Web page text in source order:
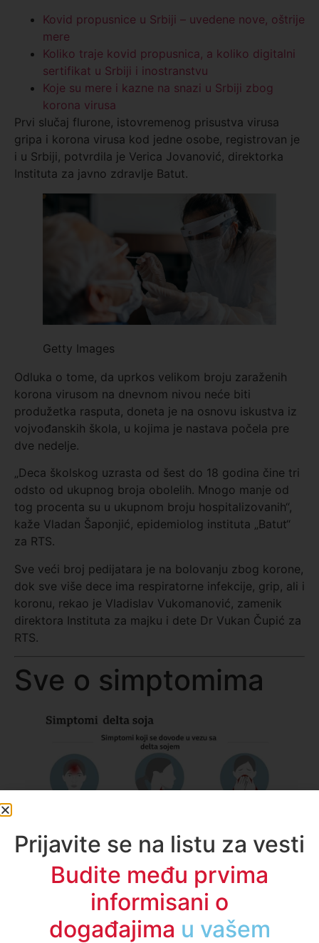
Kovid propusnice u Srbiji – uvedene nove, oštrije
mere
Koliko traje kovid propusnica, a koliko digitalni
sertifikat u Srbiji i inostranstvu
Koje su mere i kazne na snazi u Srbiji zbog
korona virusa
Prvi slučaj flurone, istovremenog prisustva virusa
gripa i korona virusa kod jedne osobe, registrovan je
i u Srbiji, potvrdila je Verica Jovanović, direktorka
Instituta za javno zdravlje Batut.
Getty Images
Odluka o tome, da uprkos velikom broju zaraženih
korona virusom na dnevnom nivou neće biti
produžetka rasputa, doneta je na osnovu iskustva iz
vojvođanskih škola, u kojima je nastava počela pre
dve nedelje.
„Deca školskog uzrasta od šest do 18 godina čine tri
odsto od ukupnog broja obolelih. Mnogo manje od
tog procenta su u ukupnom broju hospitalizovanih“,
kaže Vladan Šaponjić, epidemiolog instituta „Batut“
za RTS.
Sve veći broj pedijatara je na bolovanju zbog korone,
dok sve više dece ima respiratorne infekcije, grip, ali i
koronu, rekao je Vladislav Vukomanović, zamenik
direktora Instituta za majku i dete Dr Vukan Čupić za
RTS.
Sve o simptomima
Prijavite se na listu za vesti
Budite među prvima
informisani o